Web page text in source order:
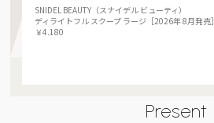
SNIDEL BEAUTY（スナイデル ビューティ）
ディライトフル スクープ ラージ［2026年 8月発売］
￥4.180
Present